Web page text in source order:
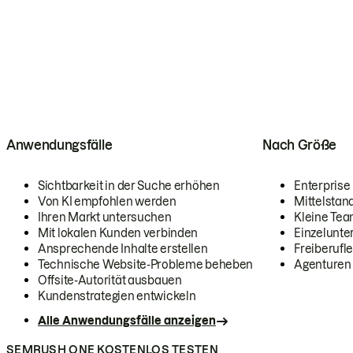
Anwendungsfälle
Sichtbarkeit in der Suche erhöhen
Von KI empfohlen werden
Ihren Markt untersuchen
Mit lokalen Kunden verbinden
Ansprechende Inhalte erstellen
Technische Website-Probleme beheben
Offsite-Autorität ausbauen
Kundenstrategien entwickeln
Alle Anwendungsfälle anzeigen
Nach Größe
Enterprise
Kleine
Agenturen
SEMRUSH ONE KOSTENLOS TESTEN